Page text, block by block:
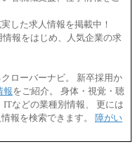
した求人情報を掲載中！
報をはじめ、人気企業の求
ローバーナビ。 新卒採用か
報をご紹介。 身体・視覚・聴
などの業種別情報、 更には
報を検索できます。 障がい